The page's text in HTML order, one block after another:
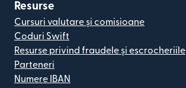
Resurse
Cursuri valutare și comisioane
Coduri Swift
Resurse privind fraudele și escrocheriile
Parteneri
Numere IBAN